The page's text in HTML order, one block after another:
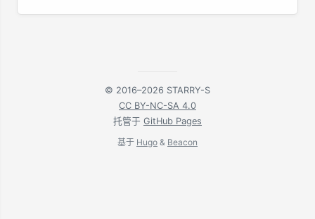
© 2016–2026 STARRY-S
CC BY-NC-SA 4.0
托管于 GitHub Pages
基于 Hugo & Beacon